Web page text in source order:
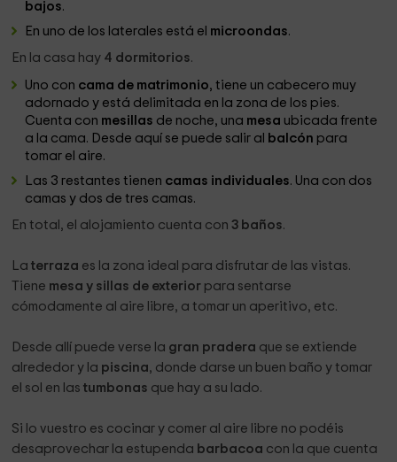
bajos.
En uno de los laterales está el microondas.
En la casa hay 4 dormitorios.
Uno con cama de matrimonio, tiene un cabecero muy
adornado y está delimitada en la zona de los pies.
Cuenta con mesillas de noche, una mesa ubicada frente
a la cama. Desde aquí se puede salir al balcón para
tomar el aire.
Las 3 restantes tienen camas individuales. Una con dos
camas y dos de tres camas.
En total, el alojamiento cuenta con 3 baños.
Laterraza es la zona ideal para disfrutar de las vistas.
Tiene mesa y sillas de exterior para sentarse
cómodamente al aire libre, a tomar un aperitivo, etc.
Desde allí puede verse la gran pradera que se extiende
alrededor y la piscina, donde darse un buen baño y tomar
el sol en lastumbonas que hay a su lado.
Si lo vuestro es cocinar y comer al aire libre no podéis
desaprovechar la estupenda barbacoa con la que cuenta